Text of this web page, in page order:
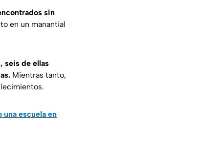
sin
en un manantial
seis de ellas
Mientras tanto,
una escuela en